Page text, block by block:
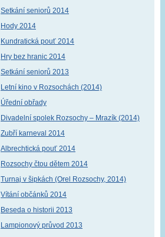
Setkání seniorů 2014
Hody 2014
Kundratická pouť 2014
Hry bez hranic 2014
Setkání seniorů 2013
Letní kino v Rozsochách (2014)
Úřední obřady
Divadelní spolek Rozsochy – Mrazík (2014)
Zubří karneval 2014
Albrechtická pouť 2014
Rozsochy čtou dětem 2014
Turnaj v šipkách (Orel Rozsochy, 2014)
Vítání občánků 2014
Beseda o historii 2013
Lampionový průvod 2013